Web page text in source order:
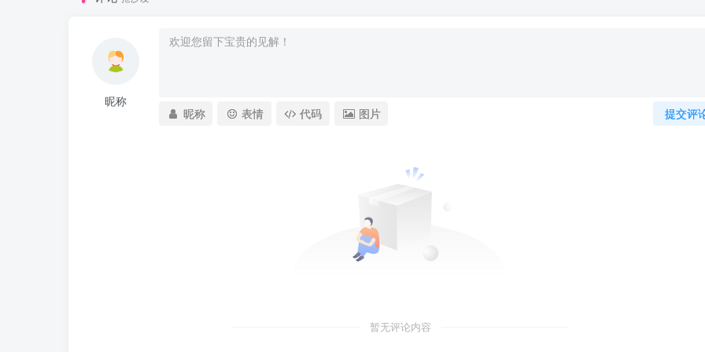
昵称
提交评
昵称 表情 代码 图片
暂无评论内容